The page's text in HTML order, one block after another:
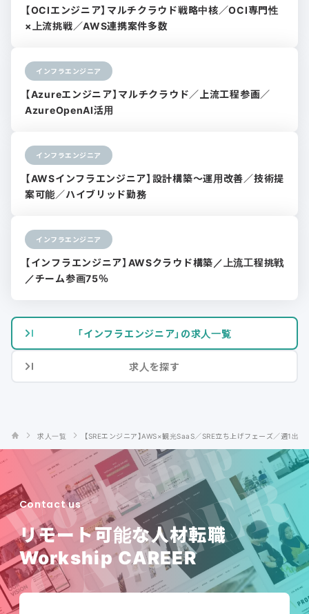
【OCIエンジニア】マルチクラウド戦略中核／OCI専門性
×上流挑戦／AWS連携案件多数
インフラエンジニア
【Azureエンジニア】マルチクラウド／上流工程参画／
AzureOpenAI活用
インフラエンジニア
【AWSインフラエンジニア】設計構築〜運用改善／技術提
案可能／ハイブリッド勤務
インフラエンジニア
【インフラエンジニア】AWSクラウド構築／上流工程挑戦
／チーム参画75％
「インフラエンジニア」の求人一覧
求人を探す
求人一覧 【SREエンジニア】AWS×観光SaaS／SRE立ち上げフェーズ／週1出社
Contact us
リモート可能な人材転職
Workship CAREER